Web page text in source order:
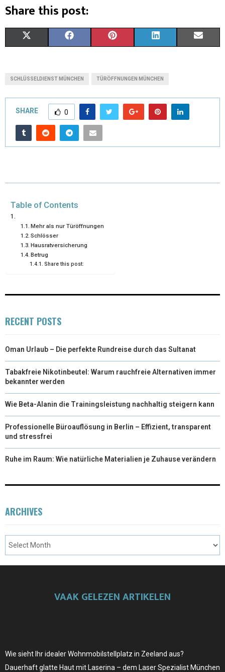
Share this post:
I
T
T
R
O
O E
T
I
SCHLÜSSELDIENST MÜNCHEN TÜRÖFFNUNGEN MÜNCHEN
SHARE 0
Table of Contents
Mehr als nur Türöffnungen
Schlösser
Hausratversicherung
Betrug
Share this post:
RECENT POSTS
Oman Urlaub – Die perfekte Rundreise durch das Sultanat
Tabakfreie Nikotinbeutel: Warum rauchfreie Alternativen immer
bekannter werden
Wie Beta-Alanin die Trainingsleistung nachhaltig steigern kann
Professionelle Büroauflösung in Berlin – Effizient, transparent
und stressfrei
Ruhe im Raum: Wie natürliche Materialien je Zuhause verändern
ARCHIVES
VAAK GELEZEN ARTIKELEN
Wie sieht Ihr idealer Wohnmobilstellplatz in Zeeland aus?
Dauerhaft glatte Haut mit Laserina – dem Laser Spezialist München